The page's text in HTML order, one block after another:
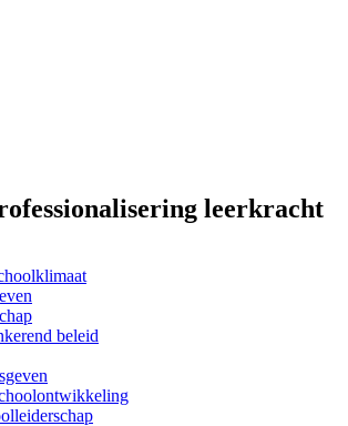
leerkracht
beleid